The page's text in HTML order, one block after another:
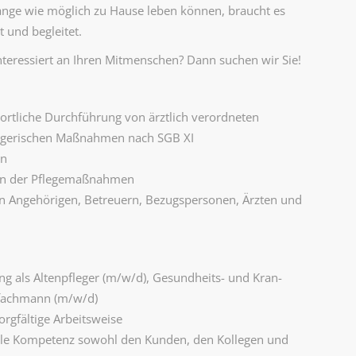
wie möglich zu Hause leben können, braucht es
und begleitet.
an Ihren Mitmenschen? Dann suchen wir Sie!
Durchführung von ärztlich verordneten
Maßnahmen nach SGB XI
der Pflegemaßnahmen
Betreuern, Bezugspersonen, Ärzten und
als Altenpfleger (m/w/d), Gesundheits- und Kran­
(m/w/d)
Arbeitsweise
Kompetenz sowohl den Kunden, den Kollegen und